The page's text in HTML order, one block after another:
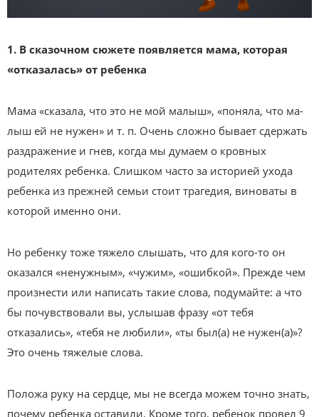
1. В сказочном сюжете появляется мама, которая
«отказалась» от ребенка
Мама «сказала, что это не мой малыш», «поняла, что ма­
лыш ей не нужен» и т. п. Очень сложно бывает сдержать
раздражение и гнев, когда мы думаем о кровных
родителях ребенка. Слишком часто за историей ухода
ребенка из прежней семьи стоит трагедия, виноваты в
которой именно они.
Но ребенку тоже тяжело слышать, что для кого-то он
оказался «ненужным», «чужим», «ошибкой». Прежде чем
произнести или написать такие слова, подумайте: а что
бы почувствовали вы, услышав фразу «от тебя
отказались», «тебя не любили», «ты был(а) не нужен(а)»?
Это очень тяжелые слова.
Положа руку на сердце, мы не всегда можем точно знать,
почему ребенка оставили. Кроме того, ребенок провел 9